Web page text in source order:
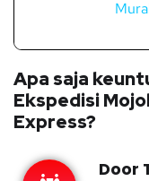
Apa saja
Ekspedisi
Express?
Door